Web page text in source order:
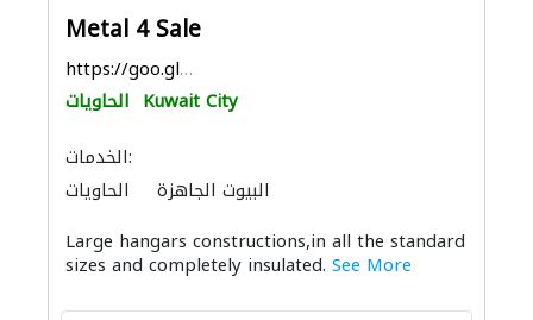
Metal 4 Sale
https://goo.gl/maps/Q9f9w8ef3pnPBXXA6
الحاويات Kuwait City
الخدمات:
الحاويات
البيوت الجاهزة
أنظمة الطاقة الشمسية المنزلية
Large hangars constructions,in all the standard
sizes and completely insulated. See More